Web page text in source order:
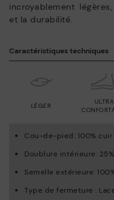
incroyablement
et la durabilité.
Caractéristiques techniques
LÉGER
ULTRA
Cou-de-pied: 100% cuir
Doublure intérieure:
Semelle extérieure:
Type de fermeture :